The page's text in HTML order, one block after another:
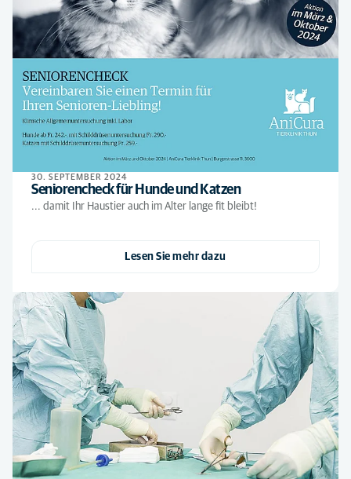
30. SEPTEMBER 2024
Seniorencheck für Hunde und Katzen
... damit Ihr Haustier auch im Alter lange fit bleibt!
Lesen Sie mehr dazu